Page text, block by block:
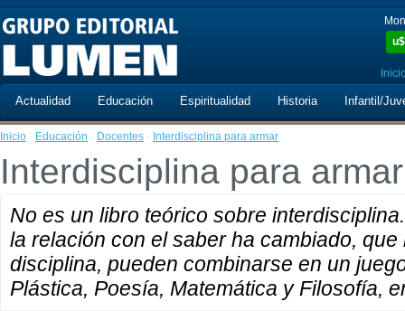
u$
Actualidad Educación Espiritualidad Historia Infantil/
Inicio · Educación · Docentes · Interdisciplina para armar
Interdisciplina para armar
No es un libro teórico sobre
la relación con el saber ha cambiado,
disciplina, pueden combinarse en un
Plástica, Poesía, Matemática y Filosofía,